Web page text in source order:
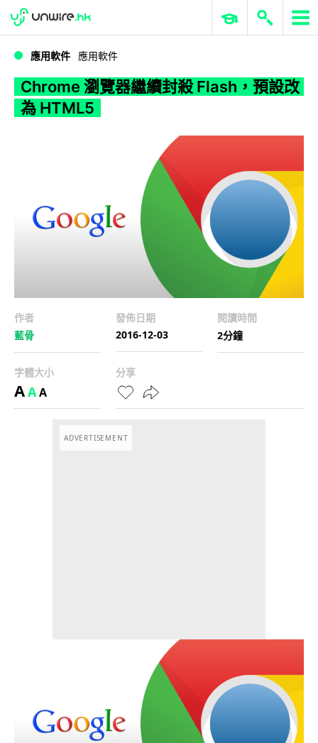
WWDC 2026 ERP 與商業 AI
應用軟件 應用軟件
Chrome 瀏覽器繼續封殺 Flash，預設改
為 HTML5
作者
藍骨
發佈日期
2016-12-03
閱讀時間
2分鐘
字體大小
AAA
分享
ADVERTISEMENT